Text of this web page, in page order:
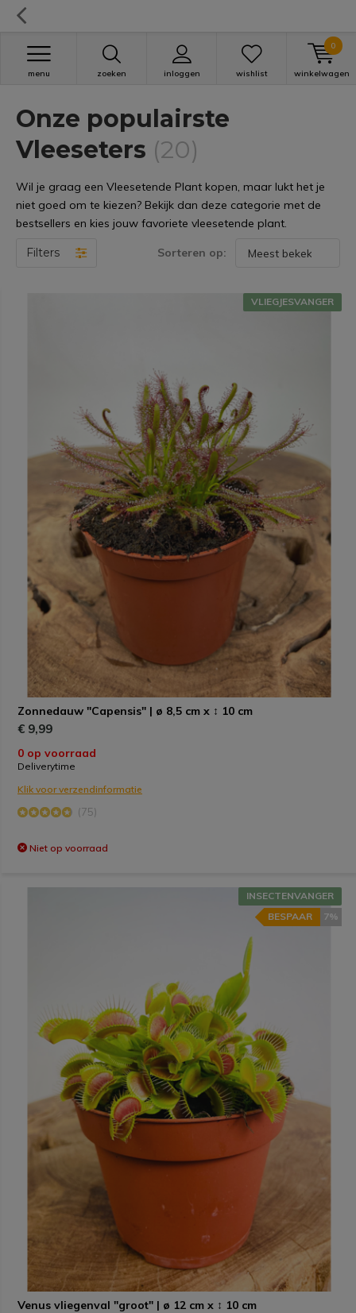
zoeken inloggen
menu wishlist winkelwagen
0
Onze populairste
Vleeseters (20)
Wil je graag een Vleesetende Plant kopen, maar lukt het je
niet goed om te kiezen? Bekijk dan deze categorie met de
bestsellers en kies jouw favoriete vleesetende plant.
Filters Sorteren op:
Zonnedauw "Capensis" | ø 8,5 cm x ↕ 10 cm
VLIEGJESVANGER
€ 9,99
0 op voorraad
Deliverytime
Klik voor verzendinformatie
(75)
Niet op voorraad
Venus vliegenval "groot" | ø 12 cm x ↕ 10 cm
INSECTENVANGER
7%
BESPAAR